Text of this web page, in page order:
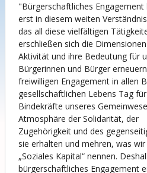
"Bürgerschaftliches
erst in diesem weiten
das all diese vielfältigen
erschließen sich die
Aktivität und ihre Bedeutung für
Bürgerinnen und Bürger
freiwilligen Engagement in allen
gesellschaftlichen Lebens Tag
Bindekräfte unseres
Atmosphäre der Solidarität, der
Zugehörigkeit und des
sie erhalten und mehren, was
„Soziales Kapital“ nennen.
bürgerschaftliches Engagement